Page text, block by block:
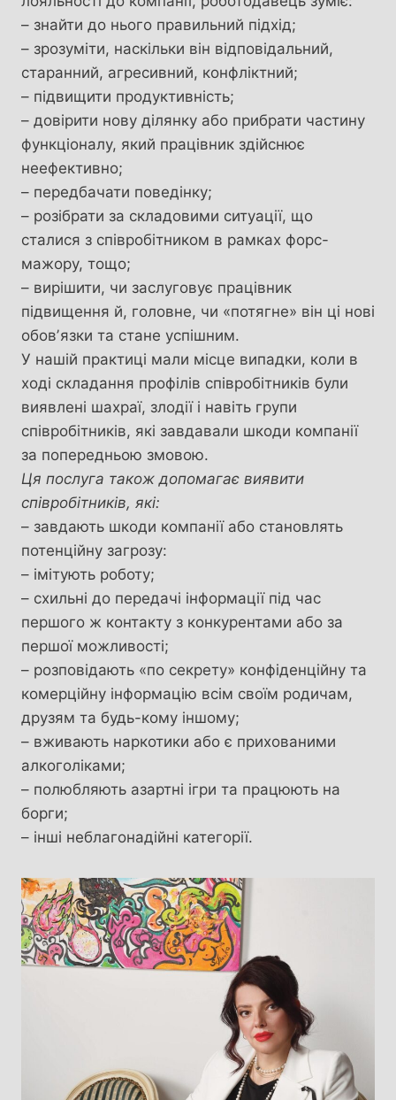
– знайти до нього правильний підхід;
– зрозуміти, наскільки він відповідальний,
старанний, агресивний, конфліктний;
– підвищити продуктивність;
– довірити нову ділянку або прибрати частину
функціоналу, який працівник здійснює
неефективно;
– передбачати поведінку;
– розібрати за складовими ситуації, що
сталися з співробітником в рамках форс-
мажору, тощо;
– вирішити, чи заслуговує працівник
підвищення й, головне, чи «потягне» він ці нові
обовʼязки та стане успішним.
У нашій практиці мали місце випадки, коли в
ході складання профілів співробітників були
виявлені шахраї, злодії і навіть групи
співробітників, які завдавали шкоди компанії
за попередньою змовою.
Ця послуга також допомагає виявити
співробітників, які:
– завдають шкоди компанії або становлять
потенційну загрозу:
– імітують роботу;
– схильні до передачі інформації під час
першого ж контакту з конкурентами або за
першої можливості;
– розповідають «по секрету» конфіденційну та
комерційну інформацію всім своїм родичам,
друзям та будь-кому іншому;
– вживають наркотики або є прихованими
алкоголіками;
– полюбляють азартні ігри та працюють на
борги;
– інші неблагонадійні категорії.